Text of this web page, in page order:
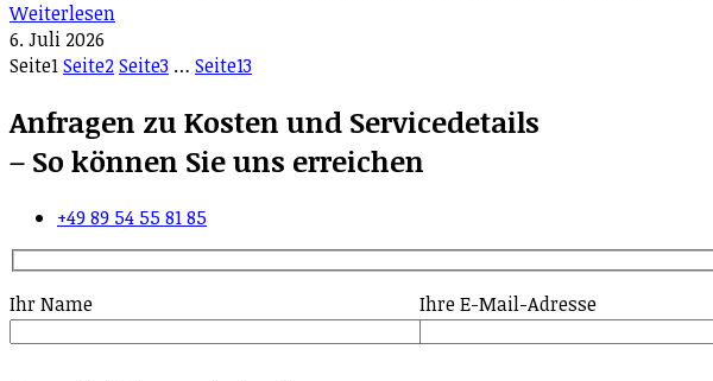
Weiterlesen
6. Juli 2026
Seite1Seite2Seite3 … Seite13
Anfragen zu Kosten und Servicedetails
– So können Sie uns erreichen
+49 89 54 55 81 85
Ihr Name Ihre E-Mail-Adresse